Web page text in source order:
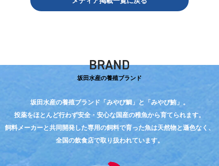
坂田水産の養殖ブランド
坂田水産の養殖ブランド「みやび鯛」と「みやび鮪」。
投薬をほとんど行わず安全・安心な国産の稚魚から育てられます。
飼料メーカーと共同開発した専用の飼料で育った魚は天然物と遜色なく、
全国の飲食店で取り扱われています。